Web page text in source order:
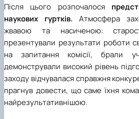
Після цього розпочалося
наукових гуртків.Атмосфера
жвавою та насиченою:
презентували результати роботи
на запитання комісії, брали
демонстрували високий рівень
заходу відчувалася справжня
прагнув довести, що саме їхня
найрезультативнішою.